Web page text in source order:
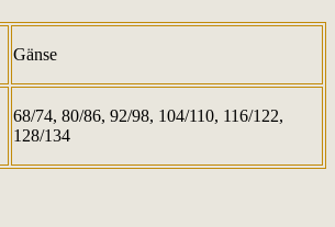
Gänse
68/74, 80/86, 92/98, 104/110, 116/122,
128/134